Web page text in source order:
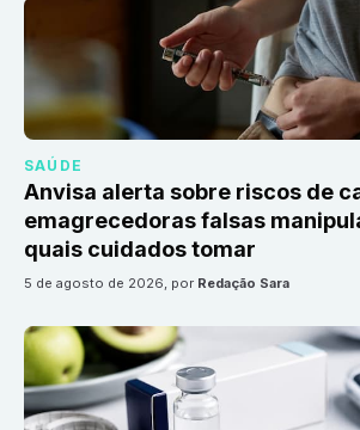
SAÚDE
Anvisa alerta sobre riscos de
emagrecedoras falsas
quais cuidados tomar
5 de agosto de 2026, por Redação Sara